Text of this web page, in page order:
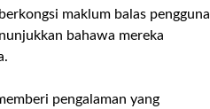
maklum balas pengguna
bahawa mereka
pengalaman yang